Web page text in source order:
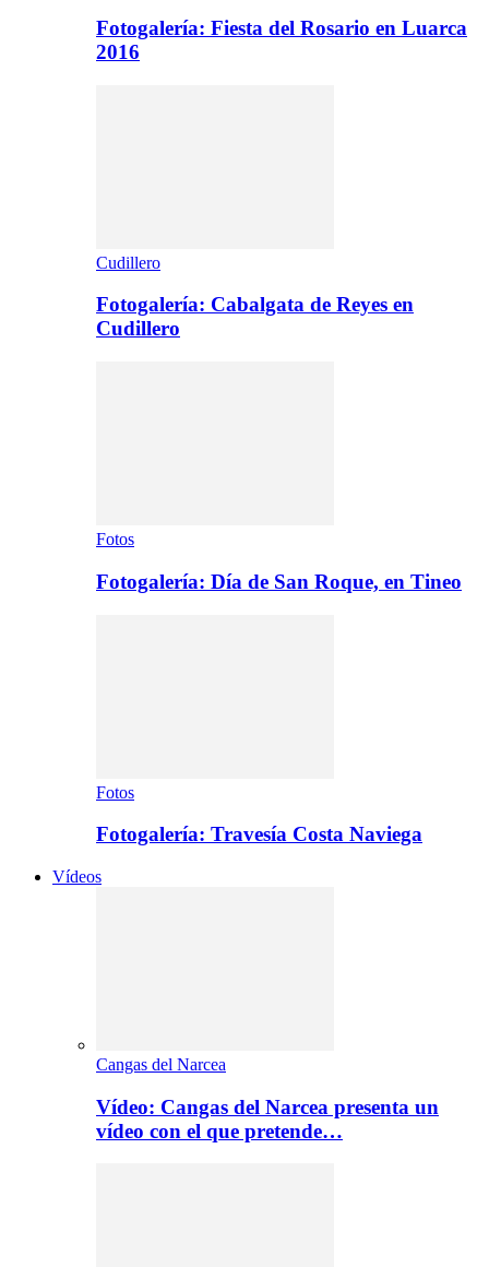
Fotogalería: Fiesta del Rosario en Luarca
2016
Cudillero
Fotogalería: Cabalgata de Reyes en
Cudillero
Fotos
Fotogalería: Día de San Roque, en Tineo
Fotos
Fotogalería: Travesía Costa Naviega
Vídeos
Cangas del Narcea
Vídeo: Cangas del Narcea presenta un
vídeo con el que pretende…